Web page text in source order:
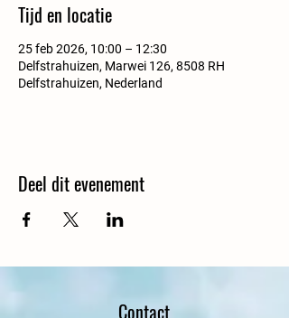
Tijd en locatie
25 feb 2026, 10:00 – 12:30
Delfstrahuizen, Marwei 126, 8508 RH
Delfstrahuizen, Nederland
Deel dit evenement
Contact